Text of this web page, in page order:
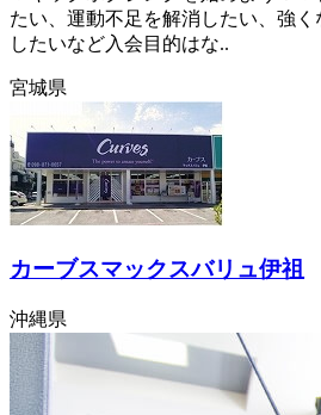
たい、運動不足を解消したい、強
したいなど入会目的はな..
宮城県
カーブスマックスバリュ伊祖
沖縄県